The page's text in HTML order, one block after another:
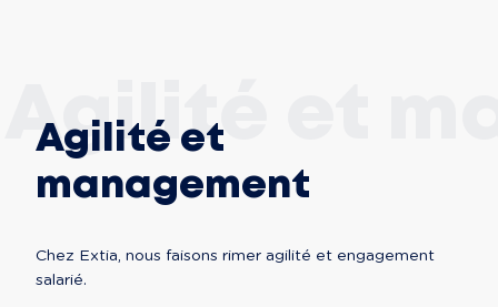
Agilité et
Agilité et
management
Chez Extia, nous faisons rimer agilité et engagement
salarié.